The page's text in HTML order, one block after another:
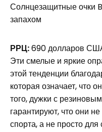
Солнцезащитные
запахом
РРЦ:690 долларов
Эти смелые и яркие
этой тенденции
которая означает, что
того, дужки с
гарантируют, что они
спорта, а не просто для